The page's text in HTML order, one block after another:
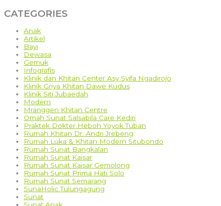
CATEGORIES
Anak
Artikel
Bayi
Dewasa
Gemuk
Infografis
Klinik dan Khitan Center Asy Syifa Ngadirojo
Klinik Griya Khitan Dawe Kudus
Klinik Siti Jubaedah
Modern
Mranggen Khitan Centre
Omah Sunat Salsabila Care Kediri
Praktek Dokter Heboh Yoyok Tuban
Rumah Khitan Dr. Andri Jrebeng
Rumah Luka & Khitan Modern Situbondo
Rumah Sunat Bangkalan
Rumah Sunat Kaisar
Rumah Sunat Kaisar Gemolong
Rumah Sunat Prima Hati Solo
Rumah Sunat Semarang
SunaHolic Tulungagung
Sunat